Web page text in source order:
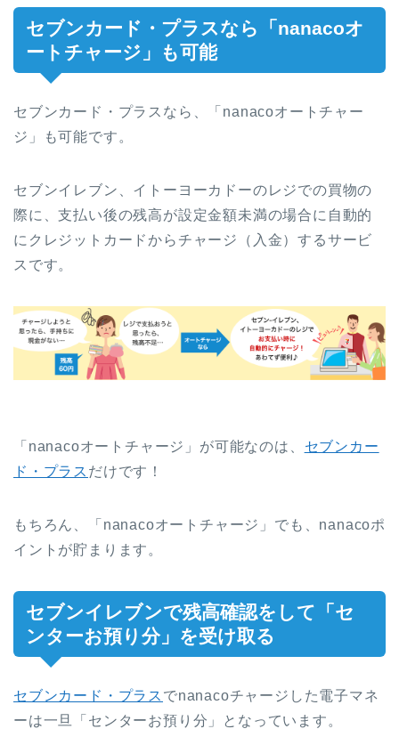
セブンカード・プラスなら「nanacoオ
ートチャージ」も可能
セブンカード・プラスなら、「nanacoオートチャー
ジ」も可能です。
セブンイレブン、イトーヨーカドーのレジでの買物の
際に、支払い後の残高が設定金額未満の場合に自動的
にクレジットカードからチャージ（入金）するサービ
スです。
「nanacoオートチャージ」が可能なのは、 セブンカー
ド・プラス だけです！
もちろん、「nanacoオートチャージ」でも、nanacoポ
イントが貯まります。
セブンイレブンで残高確認をして「セ
ンターお預り分」を受け取る
セブンカード・プラス でnanacoチャージした電子マネ
ーは一旦「センターお預り分」となっています。